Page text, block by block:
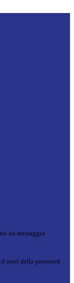
un messaggio
reset della password